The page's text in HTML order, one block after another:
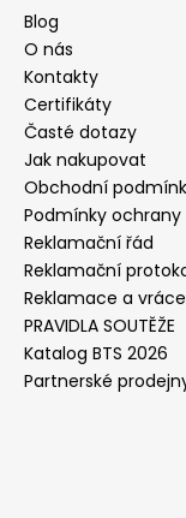
Blog
O nás
Kontakty
Certifikáty
Časté dotazy
Jak nakupovat
Obchodní
Podmínky
Reklamační řád
Reklamační
Reklamace a
PRAVIDLA SOUTĚŽE
Katalog BTS 2026
Partnerské